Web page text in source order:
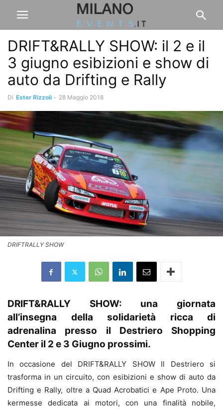
DRIFT&RALLY SHOW: il 2 e il
3 giugno esibizioni e show di
auto da Drifting e Rally
Di Ester Rizzoli - 28 Maggio 2018
DRIFTRALLY SHOW
DRIFT&RALLY SHOW: una giornata
all’insegna della solidarietà ricca di
adrenalina presso il Destriero Shopping
Center il 2 e 3 Giugno prossimi.
In occasione del DRIFT&RALLY SHOW Il Destriero si
trasforma in un circuito, con esibizioni e show di auto da
Drifting e Rally, oltre a Quad Acrobatici e Ape Proto. Una
kermesse dedicata ai motori, con una finalità nobile,